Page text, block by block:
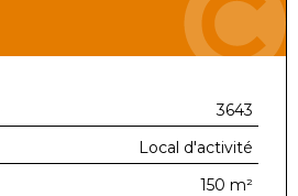
3643
Local d'activité
150 m²